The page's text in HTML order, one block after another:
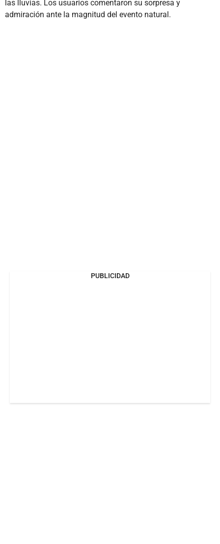
las lluvias. Los usuarios comentaron su sorpresa y
admiración ante la magnitud del evento natural.
PUBLICIDAD